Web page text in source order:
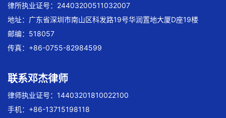
律所执业证号：24403200511032007
地址：广东省深圳市南山区科发路19号华润置地大厦D座19楼
邮编：518057
传真：+86-0755-82984599
联系邓杰律师
律师执业证号：14403201810022100
手机：+86-13715198118